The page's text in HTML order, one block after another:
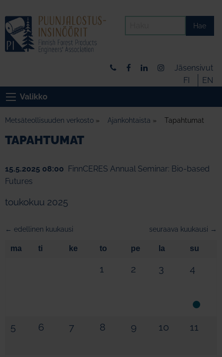
Hae
Jäsensivut
FI
EN
Valikko
Metsäteollisuuden verkosto » Ajankohtaista » Tapahtumat
TAPAHTUMAT
15.5.2025 08:00 FinnCERES Annual Seminar: Bio-based
Futures
toukokuu 2025
← edellinen kuukausi seuraava kuukausi →
ma ti ke to pe la su
1 2 3 4
5 6 7 8 9 10 11